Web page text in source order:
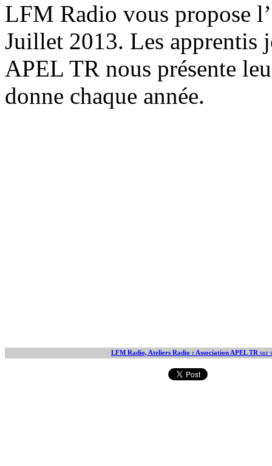
LFM Radio vous propose
Juillet 2013. Les apprentis
APEL TR nous présente
donne chaque année.
LFM Radio, Ateliers Radio : Association APEL TR sur